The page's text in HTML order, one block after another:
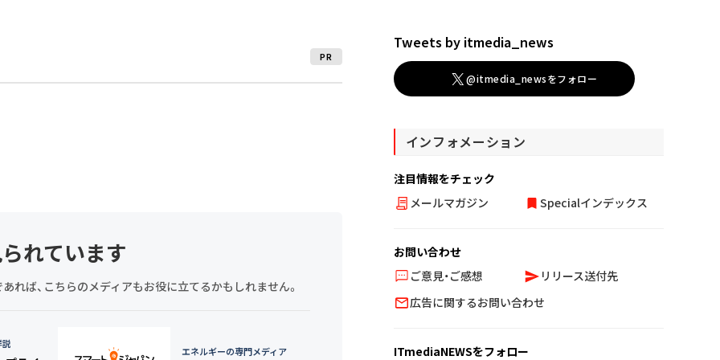
PR
れています
れば、こちらのメディアもお役に立てるかもしれません。
エネルギーの専門メディア
Tweets by itmedia_news
@itmedia_newsをフォロー
インフォメーション
注目情報をチェック
メールマガジン
Specialインデックス
お問い合わせ
ご意見・ご感想
リリース送付先
広告に関するお問い合わせ
ITmediaNEWSをフォロー